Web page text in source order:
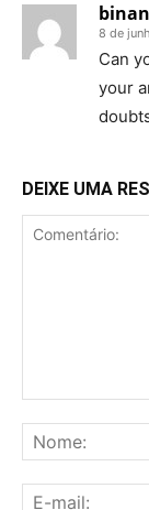
8 de
Can
your
DEIXE UMA